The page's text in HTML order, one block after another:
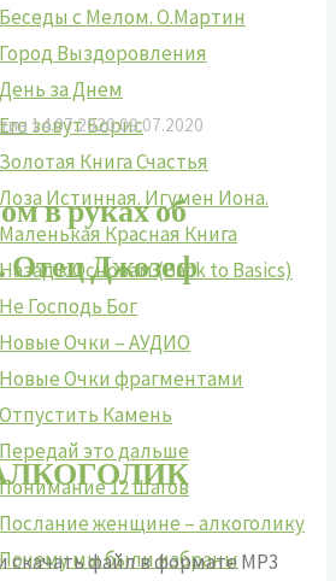
Беседы с Мелом. О.Мартин
Город Выздоровления
День за Днем
Его зовут Борис
Золотая Книга Счастья
Лоза Истинная. Игумен Иона.
Маленькая Красная Книга
Назад к Основам (Back to Basics)
Не Господь Бог
Новые Очки – АУДИО
Новые Очки фрагментами
Отпустить Камень
Передай это дальше
Понимание 12 Шагов
Послание женщине – алкоголику
Почему мы были избраны
14.07.202009.07.2020
в руках об
Отец Джозеф
скачать файл в формате MP3